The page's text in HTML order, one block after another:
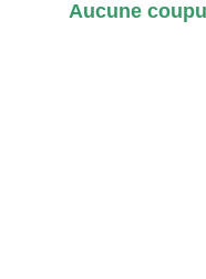
Aucune